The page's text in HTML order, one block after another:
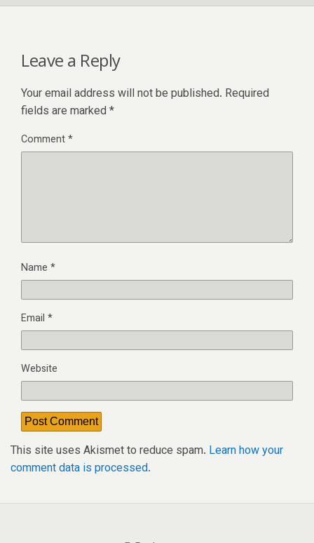
Leave a Reply
Your email address will not be published. Required
fields are marked *
Comment*
Name *
Email *
Website
This site uses Akismet to reduce spam. Learn how your
comment data is processed.